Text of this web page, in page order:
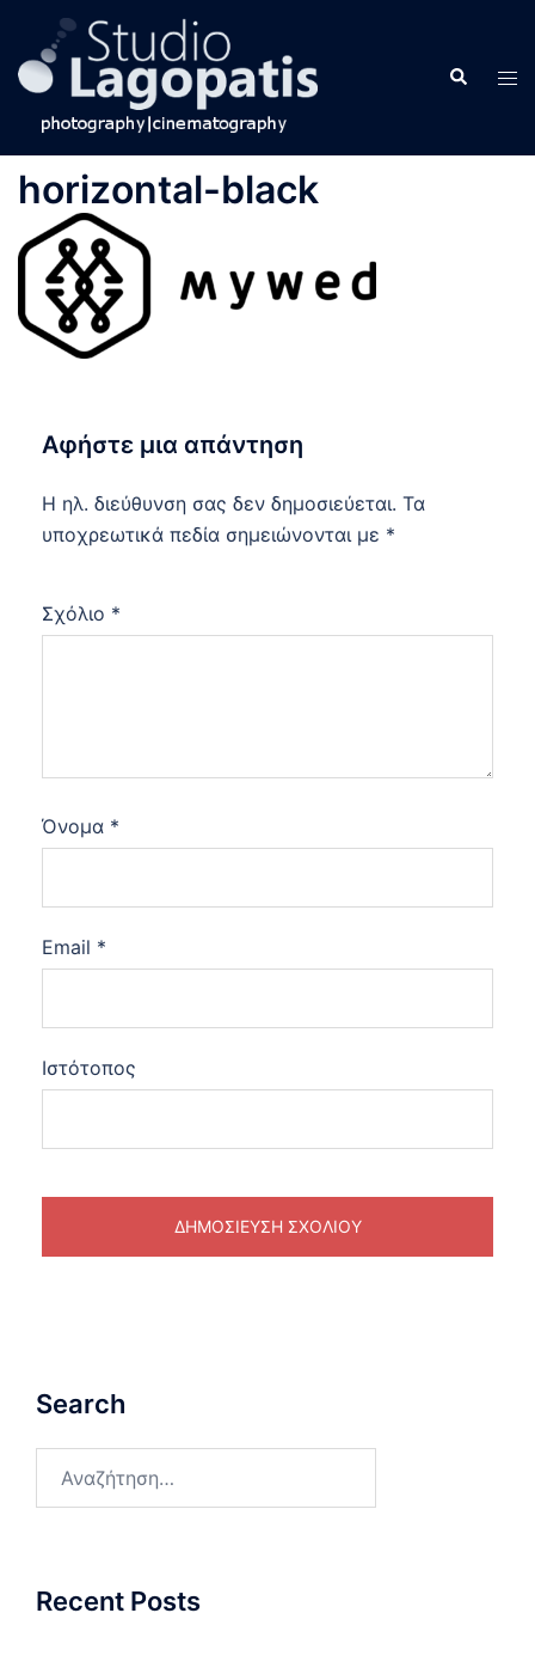
content
Search
horizontal-black
Αφήστε μια απάντηση
Η ηλ. διεύθυνση σας δεν δημοσιεύεται. Τα
υποχρεωτικά πεδία σημειώνονται με *
Σχόλιο *
Όνομα *
Email *
Ιστότοπος
Search
Recent Posts